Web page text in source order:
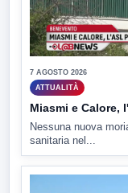
7 AGOSTO 2026
ATTUALITÀ
Miasmi e Calore,
Nessuna nuova
sanitaria nel...